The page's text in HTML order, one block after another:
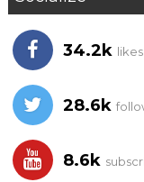
34.2k likes
28.6k
8.6k